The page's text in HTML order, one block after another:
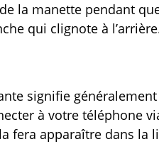
la manette pendant
qui clignote à
signifie
à votre téléphone
fera apparaître dans la